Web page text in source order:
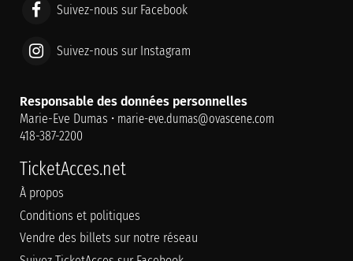
Suivez-nous sur Facebook
Suivez-nous sur Instagram
Responsable des données personnelles
Marie-Eve Dumas • marie-eve.dumas@ovascene.com
418-387-2200
TicketAcces.net
À propos
Conditions et politiques
Vendre des billets sur notre réseau